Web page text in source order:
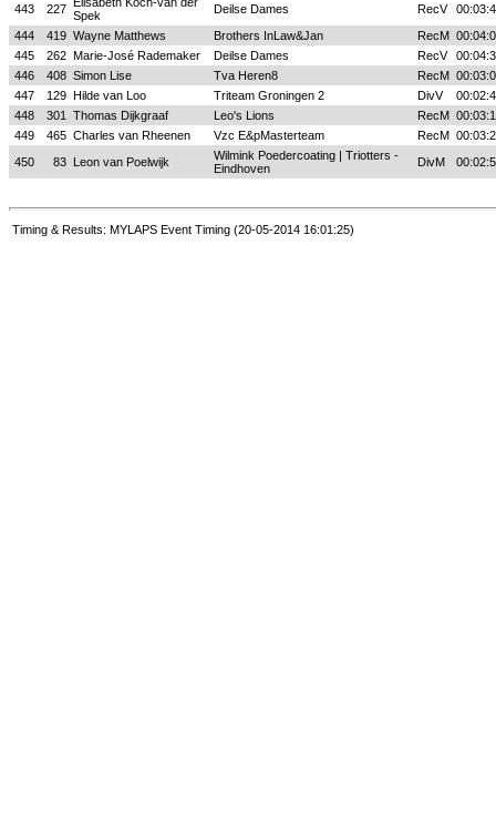
443 227 Spek
Deilse Dames RecV
444
419 Wayne Matthews Brothers InLaw&Jan RecM
445
262 Marie-José Rademaker Deilse Dames RecV
446
408 Simon Lise Tva Heren8 RecM
447
129 Hilde van Loo Triteam Groningen 2 DivV
448
301 Thomas Dijkgraaf Leo's Lions RecM
449
465 Charles van Rheenen Vzc E&pMasterteam RecM
450
83 Leon van Poelwijk
Wilmink Poedercoating | Triotters -
Eindhoven
DivM
Timing & Results: MYLAPS Event Timing (20-05-2014 16:01:25)